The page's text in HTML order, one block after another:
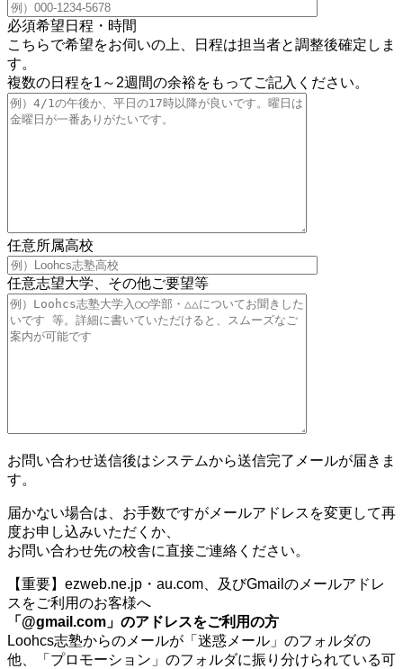
必須希望日程・時間
こちらで希望をお伺いの上、日程は担当者と調整後確定しま
す。
複数の日程を1～2週間の余裕をもってご記入ください。
任意所属高校
任意志望大学、その他ご要望等
お問い合わせ送信後はシステムから送信完了メールが届きま
す。
届かない場合は、お手数ですがメールアドレスを変更して再
度お申し込みいただくか、
お問い合わせ先の校舎に直接ご連絡ください。
【重要】ezweb.ne.jp・au.com、及びGmailのメールアドレ
スをご利用のお客様へ
「@gmail.com」のアドレスをご利用の方
Loohcs志塾からのメールが「迷惑メール」のフォルダの
他、「プロモーション」のフォルダに振り分けられている可